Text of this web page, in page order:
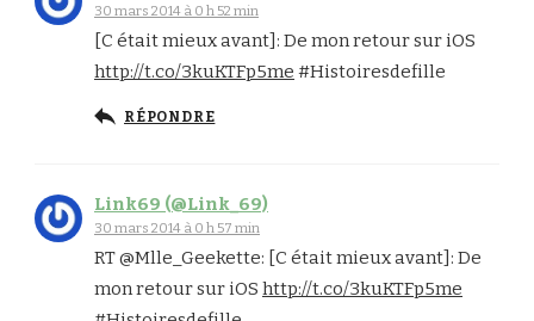
30 mars 2014 à 0 h 52 min
[C était mieux avant]: De mon retour sur iOS
http://t.co/3kuKTFp5me #Histoiresdefille
RÉPONDRE
Link69 (@Link_69)
30 mars 2014 à 0 h 57 min
RT @Mlle_Geekette: [C était mieux avant]: De
mon retour sur iOS http://t.co/3kuKTFp5me